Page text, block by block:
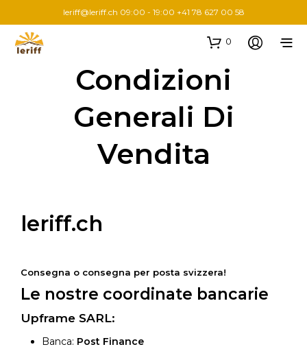
leriff@leriff.ch 09:00 - 19:00 +41 78 627 00 58
0
Condizioni
Generali Di
Vendita
leriff.ch
Consegna o consegna per posta svizzera!
Le nostre coordinate bancarie
Upframe SARL:
Banca: Post Finance